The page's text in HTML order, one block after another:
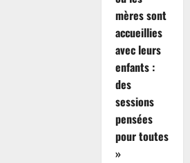
mères sont
accueillies
avec leurs
enfants :
des
sessions
pensées
pour toutes
»